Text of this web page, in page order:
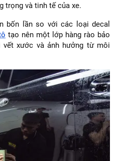
trọng và tinh tế của xe.
bốn lần so với các loại decal
tạo nên một lớp hàng rào bảo
xước và ảnh hưởng từ môi